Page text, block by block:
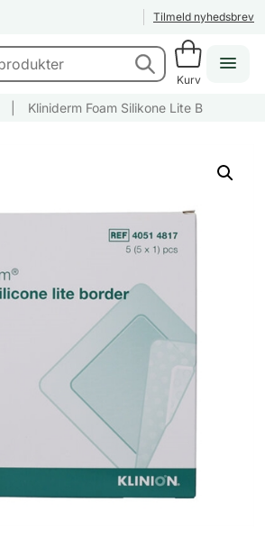
Tilmeld nyhedsbrev
Kurv
Kliniderm Foam Silikone Lite B